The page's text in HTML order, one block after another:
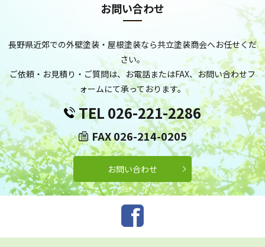
お問い合わせ
長野県近郊での外壁塗装・屋根塗装なら共立塗装商会へお任せくだ
さい。
ご依頼・お見積り・ご質問は、お電話またはFAX、お問い合わせフ
ォームにて承っております。
TEL 026-221-2286
FAX 026-214-0205
お問い合わせ